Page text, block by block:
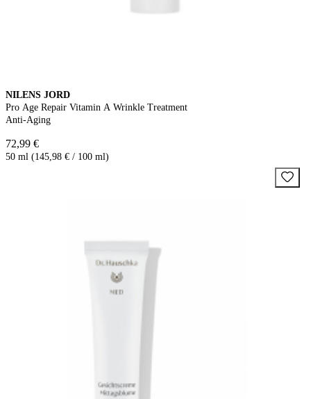
NILENS JORD
Pro Age Repair Vitamin A Wrinkle Treatment
Anti-Aging
72,99 €
50 ml (145,98 € / 100 ml)